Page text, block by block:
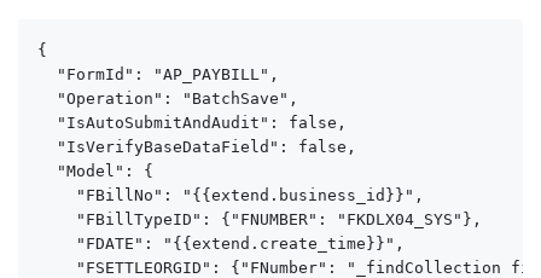
{
  "FormId": "AP_PAYBILL",
  "Operation": "BatchSave",
  "IsAutoSubmitAndAudit": false,
  "IsVerifyBaseDataField": false,
  "Model": {
    "FBillNo": "{{extend.business_id}}",
    "FBillTypeID": {"FNUMBER": "FKDLX04_SYS"},
    "FDATE": "{{extend.create_time}}",
"FSETTLEORGID": {"FNumber": "_findCollection